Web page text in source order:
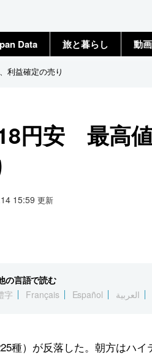
Data 旅と暮らし 動
利益確定の売り
円安 最高
15:59 更新
の言語で読む
字 Français Español العربية
種）が反落した。朝方はハイ